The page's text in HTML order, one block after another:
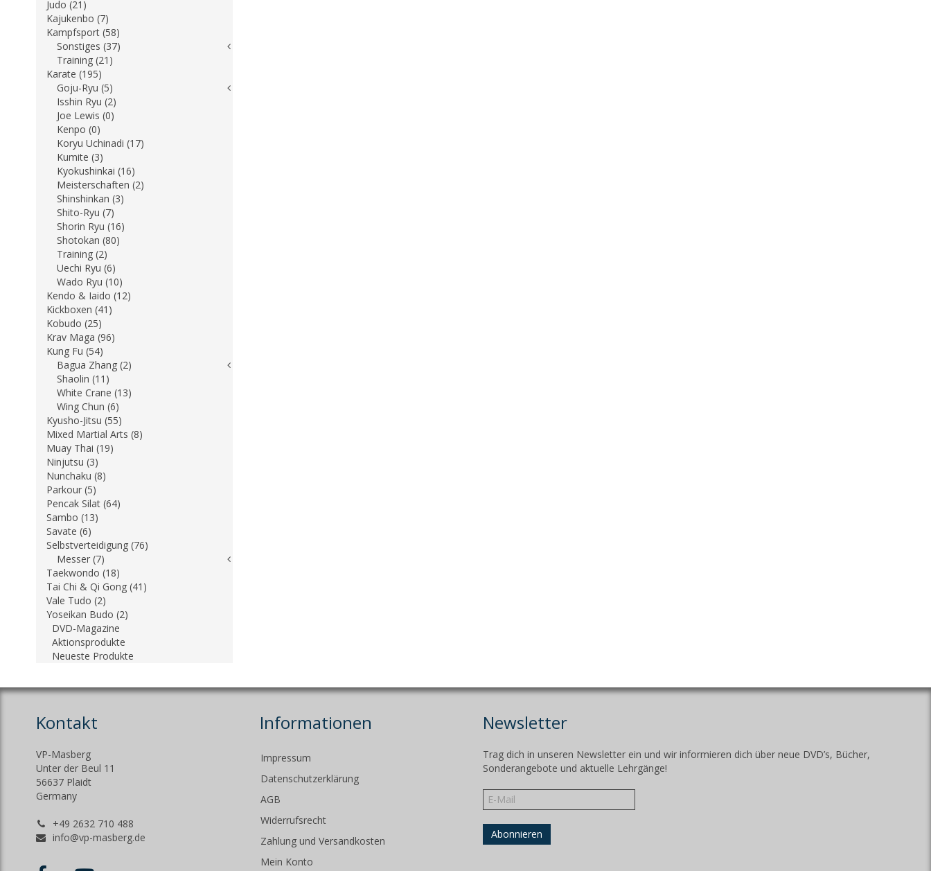
Judo (21)
Kajukenbo (7)
Kampfsport (58)
Sonstiges (37)
Training (21)
Karate (195)
Goju-Ryu (5)
Isshin Ryu (2)
Joe Lewis (0)
Kenpo (0)
Koryu Uchinadi (17)
Kumite (3)
Kyokushinkai (16)
Meisterschaften (2)
Shinshinkan (3)
Shito-Ryu (7)
Shorin Ryu (16)
Shotokan (80)
Training (2)
Uechi Ryu (6)
Wado Ryu (10)
Kendo & Iaido (12)
Kickboxen (41)
Kobudo (25)
Krav Maga (96)
Kung Fu (54)
Bagua Zhang (2)
Shaolin (11)
White Crane (13)
Wing Chun (6)
Kyusho-Jitsu (55)
Mixed Martial Arts (8)
Muay Thai (19)
Ninjutsu (3)
Nunchaku (8)
Parkour (5)
Pencak Silat (64)
Sambo (13)
Savate (6)
Selbstverteidigung (76)
Messer (7)
Taekwondo (18)
Tai Chi & Qi Gong (41)
Vale Tudo (2)
Yoseikan Budo (2)
DVD-Magazine
Aktionsprodukte
Neueste Produkte
Kontakt
VP-Masberg
Unter der Beul 11
56637 Plaidt
Germany
+49 2632 710 488
info@vp-masberg.de
Informationen
Impressum
Datenschutzerklärung
AGB
Widerrufsrecht
Zahlung und Versandkosten
Mein Konto
Newsletter
Trag dich in unseren Newsletter ein und wir informieren dich über neue DVD’s, Bücher,
Sonderangebote und aktuelle Lehrgänge!